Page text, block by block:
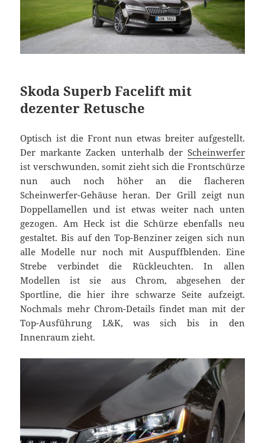
Skoda Superb Facelift mit
dezenter Retusche
Optisch ist die Front nun etwas breiter aufgestellt.
Der markante Zacken unterhalb der Scheinwerfer
ist verschwunden, somit zieht sich die Frontschürze
nun auch noch höher an die flacheren
Scheinwerfer-Gehäuse heran. Der Grill zeigt nun
Doppellamellen und ist etwas weiter nach unten
gezogen. Am Heck ist die Schürze ebenfalls neu
gestaltet. Bis auf den Top-Benziner zeigen sich nun
alle Modelle nur noch mit Auspuffblenden. Eine
Strebe verbindet die Rückleuchten. In allen
Modellen ist sie aus Chrom, abgesehen der
Sportline, die hier ihre schwarze Seite aufzeigt.
Nochmals mehr Chrom-Details findet man mit der
Top-Ausführung L&K, was sich bis in den
Innenraum zieht.